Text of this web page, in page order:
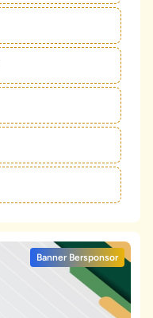
Banner Bersponsor